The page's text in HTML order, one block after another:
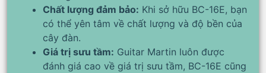
Chất lượng đảm bảo: Khi sở hữu BC-16E, bạn
có thể yên tâm về chất lượng và độ bền của
cây đàn.
Giá trị sưu tầm: Guitar Martin luôn được
đánh giá cao về giá trị sưu tầm, BC-16E cũng